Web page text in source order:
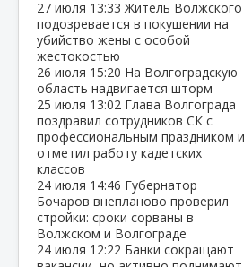
27 июля 13:33Житель Волжского
подозревается в покушении на
убийство жены с особой
жестокостью
26 июля 15:20 На Волгоградскую
область надвигается шторм
25 июля 13:02 Глава Волгограда
поздравил сотрудников СК с
профессиональным праздником и
отметил работу кадетских
классов
24 июля 14:46 Губернатор
Бочаров внепланово проверил
стройки: сроки сорваны в
Волжском и Волгограде
24 июля 12:22 Банки сокращают